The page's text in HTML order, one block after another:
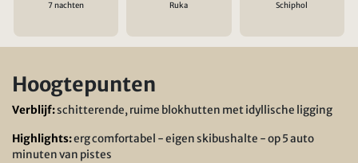
7 nachten Ruka Schiphol
Hoogtepunten
Verblijf:schitterende, ruime blokhutten met idyllische ligging
Highlights:erg comfortabel - eigen skibushalte - op 5 auto
minuten van pistes